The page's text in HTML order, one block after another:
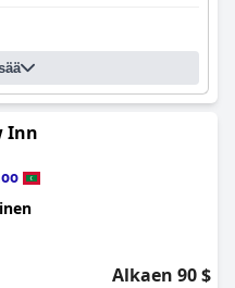
Inn
Alkaen 90 $